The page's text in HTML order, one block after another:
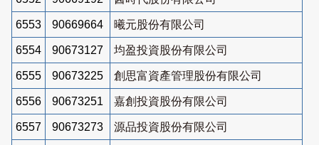
6553 90669664 曦元股份有限公司
6554 90673127 均盈投資股份有限公司
6555 90673225 創思富資產管理股份有限公司
6556 90673251 嘉創投資股份有限公司
6557 90673273 源品投資股份有限公司